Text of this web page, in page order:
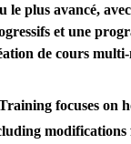
plus avancé,
et une
de cours multi-
focuses on
modifications